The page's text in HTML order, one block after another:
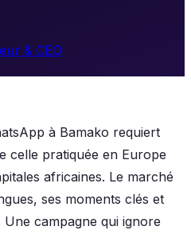
& CEO
à Bamako requiert
celle pratiquée en Europe
africaines. Le marché
ses moments clés et
Une campagne qui ignore